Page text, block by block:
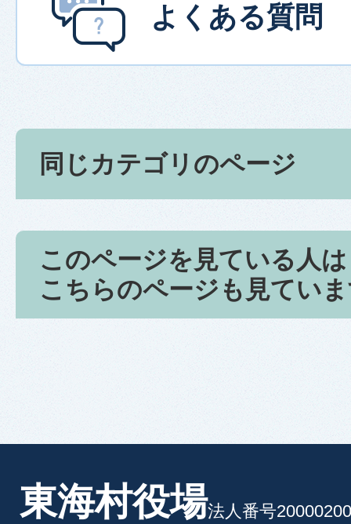
よくある質問
同じカテゴリのページ
このページを見ている人は
こちらのページも見てい
東海村役場法人番号